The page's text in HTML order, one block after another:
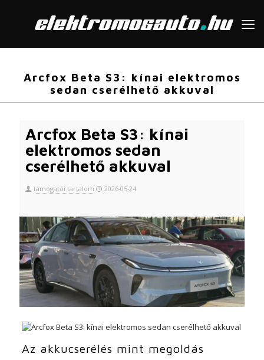
Arcfox Beta S3: kínai elektromos
sedan cserélhető akkuval
Arcfox Beta S3: kínai
elektromos sedan
cserélhető akkuval
támogatói tartalom 2026-05-24
Az akkucserélés mint megoldás